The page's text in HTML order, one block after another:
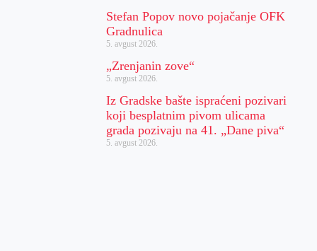
Stefan Popov novo pojačanje OFK
Gradnulica
5. avgust 2026.
„Zrenjanin zove“
5. avgust 2026.
Iz Gradske bašte ispraćeni pozivari
koji besplatnim pivom ulicama
grada pozivaju na 41. „Dane piva“
5. avgust 2026.